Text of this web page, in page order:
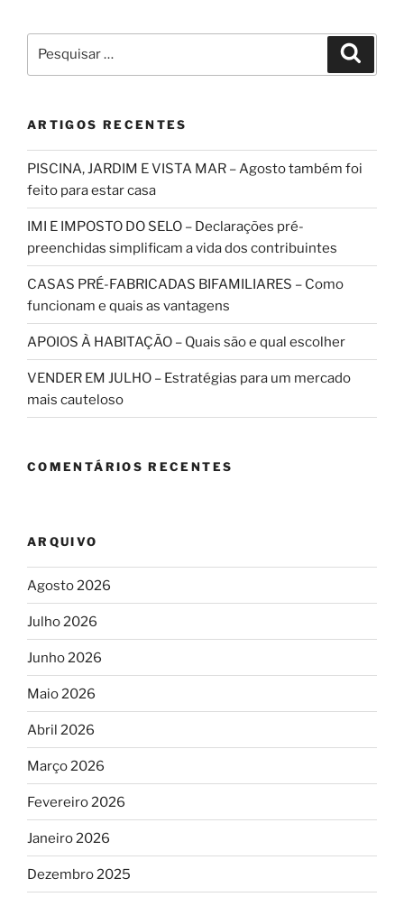
por:
ARTIGOS RECENTES
PISCINA, JARDIM E VISTA MAR – Agosto também foi
feito para estar casa
IMI E IMPOSTO DO SELO – Declarações pré-
preenchidas simplificam a vida dos contribuintes
CASAS PRÉ-FABRICADAS BIFAMILIARES – Como
funcionam e quais as vantagens
APOIOS À HABITAÇÃO – Quais são e qual escolher
VENDER EM JULHO – Estratégias para um mercado
mais cauteloso
COMENTÁRIOS RECENTES
ARQUIVO
Agosto 2026
Julho 2026
Junho 2026
Maio 2026
Abril 2026
Março 2026
Fevereiro 2026
Janeiro 2026
Dezembro 2025